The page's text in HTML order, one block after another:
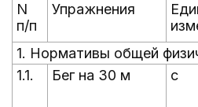
N
п/п
Упражнения
1. Нормативы общей
1.1.
Бег на 30 м с